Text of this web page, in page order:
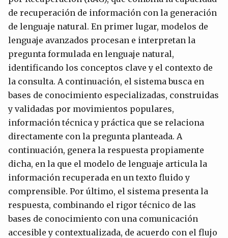
de recuperación de información con la generación
de lenguaje natural. En primer lugar, modelos de
lenguaje avanzados procesan e interpretan la
pregunta formulada en lenguaje natural,
identificando los conceptos clave y el contexto de
la consulta. A continuación, el sistema busca en
bases de conocimiento especializadas, construidas
y validadas por movimientos populares,
información técnica y práctica que se relaciona
directamente con la pregunta planteada. A
continuación, genera la respuesta propiamente
dicha, en la que el modelo de lenguaje articula la
información recuperada en un texto fluido y
comprensible. Por último, el sistema presenta la
respuesta, combinando el rigor técnico de las
bases de conocimiento con una comunicación
accesible y contextualizada, de acuerdo con el flujo